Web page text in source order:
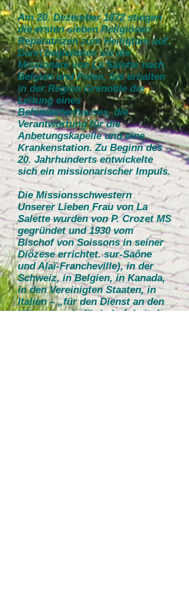
Am 20. Dezember 1872 stiegen
die ersten sieben Religiösen
Reparatrizen zum Heiligtum auf.
Dann begleiteten sie die
Missionare von La Salette nach
Belgien und Polen. Sie erhalten
in der Region Grenoble die
Leitung eines
Behindertenhauses, die
Verantwortung für die
Anbetungskapelle und eine
Krankenstation. Zu Beginn des
20. Jahrhunderts entwickelte
sich ein missionarischer Impuls.
Die Missionsschwestern
Unserer Lieben Frau von La
Salette wurden von P. Crozet MS
gegründet und 1930 vom
Bischof von Soissons in seiner
Diözese errichtet. sur-Saône
und Alaï-Francheville), in der
Schweiz, in Belgien, in Kanada,
in den Vereinigten Staaten, in
Italien – „für den Dienst an den
Vätern“ und „für jede Arbeit des